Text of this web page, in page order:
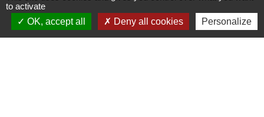
Liens institutionnels
Communauté de communes Tarn-Agout
to activate
OK, accept all
Deny all cookies Personalize